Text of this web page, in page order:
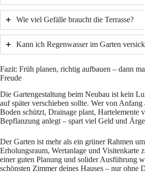
Wie viel Gefälle braucht die Terrasse?
Kann ich Regenwasser im Garten
Fazit: Früh planen, richtig aufbauen – dann
Freude
Die Gartengestaltung beim Neubau ist kein
auf später verschieben sollte. Wer von
Boden schützt, Drainage plant, Hartelemente
Bepflanzung anlegt – spart viel Geld und
Der Garten ist mehr als ein grüner Rahmen
Erholungsraum, Wertanlage und Visitenkarte
einer guten Planung und solider Ausführung
schönsten Zimmer deines Hauses – nur ohne